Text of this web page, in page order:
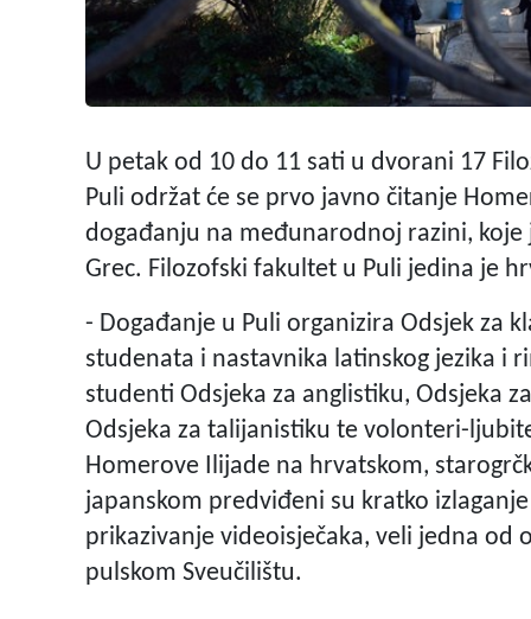
U petak od 10 do 11 sati u dvorani 17
Puli održat će se prvo javno čitanje
događanju na međunarodnoj razini,
Grec. Filozofski fakultet u Puli jedina je
- Događanje u Puli organizira Odsjek za
studenata i nastavnika latinskog jezika i
studenti Odsjeka za anglistiku, Odsjeka
Odsjeka za talijanistiku te volonteri-
Homerove Ilijade na hrvatskom,
japanskom predviđeni su kratko
prikazivanje videoisječaka, veli jedna
pulskom Sveučilištu.